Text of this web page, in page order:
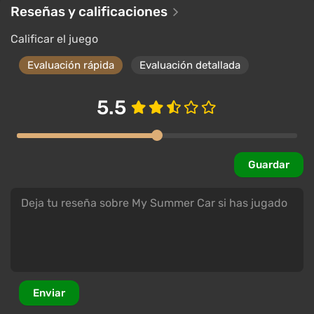
My Summer Car no destaca por su belleza visual,
La acción tiene lugar en la región ficticia de Peräjärvi,
un mundo abierto que combina paisajes rurales,
Reseñas y calificaciones
Calificar el juego
Evaluación rápida Evaluación detallada
5.5
Guardar
Enviar